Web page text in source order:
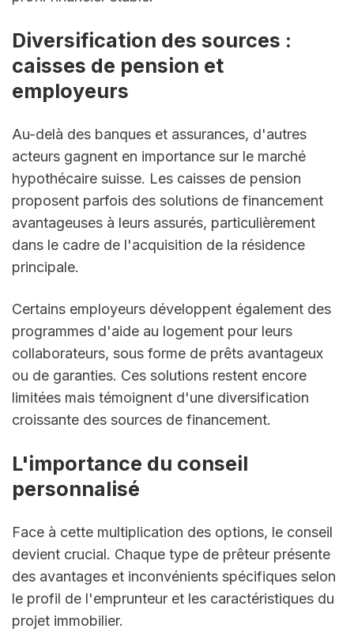
Diversification des sources :
caisses de pension et
employeurs
Au-delà des banques et assurances, d'autres
acteurs gagnent en importance sur le marché
hypothécaire suisse. Les caisses de pension
proposent parfois des solutions de financement
avantageuses à leurs assurés, particulièrement
dans le cadre de l'acquisition de la résidence
principale.
Certains employeurs développent également des
programmes d'aide au logement pour leurs
collaborateurs, sous forme de prêts avantageux
ou de garanties. Ces solutions restent encore
limitées mais témoignent d'une diversification
croissante des sources de financement.
L'importance du conseil
personnalisé
Face à cette multiplication des options, le conseil
devient crucial. Chaque type de prêteur présente
des avantages et inconvénients spécifiques selon
le profil de l'emprunteur et les caractéristiques du
projet immobilier.